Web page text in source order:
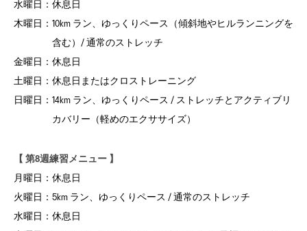
水曜日： 休息日
木曜日： 10km ラン、ゆっくりペース（傾斜地やヒルランニングを
含む）/ 通常のストレッチ
金曜日： 休息日
土曜日： 休息日またはクロストレーニング
日曜日： 14km ラン、ゆっくりペース / ストレッチとアクティブリ
カバリー（軽めのエクササイズ）
【 第8週練習メニュー 】
月曜日： 休息日
火曜日： 5km ラン、ゆっくりペース / 通常のストレッチ
水曜日： 休息日